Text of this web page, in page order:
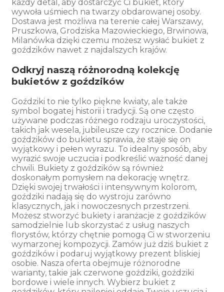
każdy detal, aby dostarczyć Ci bukiet, który
wywoła uśmiech na twarzy obdarowanej osoby.
Dostawa jest możliwa na terenie całej Warszawy,
Pruszkowa, Grodziska Mazowieckiego, Brwinowa,
Milanówka dzięki czemu możesz wysłać bukiet z
goździków nawet z najdalszych krajów.
Odkryj naszą różnorodną kolekcję
bukietów z goździków
Goździki to nie tylko piękne kwiaty, ale także
symbol bogatej historii i tradycji. Są one często
używane podczas różnego rodzaju uroczystości,
takich jak wesela, jubileusze czy rocznice. Dodanie
goździków do bukietu sprawia, że staje się on
wyjątkowy i pełen wyrazu. To idealny sposób, aby
wyrazić swoje uczucia i podkreślić ważność danej
chwili. Bukiety z goździków są również
doskonałym pomysłem na dekorację wnętrz.
Dzięki swojej trwałości i intensywnym kolorom,
goździki nadają się do wystroju zarówno
klasycznych, jak i nowoczesnych przestrzeni.
Możesz stworzyć bukiety i aranżacje z goździków
samodzielnie lub skorzystać z usług naszych
florystów, którzy chętnie pomogą Ci w stworzeniu
wymarzonej kompozycji. Zamów już dziś bukiet z
goździków i podaruj wyjątkowy prezent bliskiej
osobie. Nasza oferta obejmuje różnorodne
warianty, takie jak czerwone goździki, goździki
bordowe i wiele innych. Wybierz bukiet z